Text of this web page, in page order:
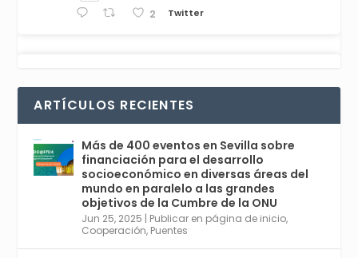
2 Twitter
r
comienza en Sevilla este lunes 2 con la
Conferencia Internacional sobre Catálisis, y
con el Congreso de Parasitología. Del día 3 al
6, Congreso de Metodología de Ciencias
Sociales y la Salud; y los días 5 y 6 Jornadas
de Economía Industrial.
4
1 2 Twitter
ARTÍCULOS RECIENTES
Más de 400 eventos en Sevilla sobre
financiación para el desarrollo
socioeconómico en diversas áreas del
mundo en paralelo a las grandes
objetivos de la Cumbre de la ONU
Jun 25, 2025 | Publicar en página de inicio,
Cooperación, Puentes